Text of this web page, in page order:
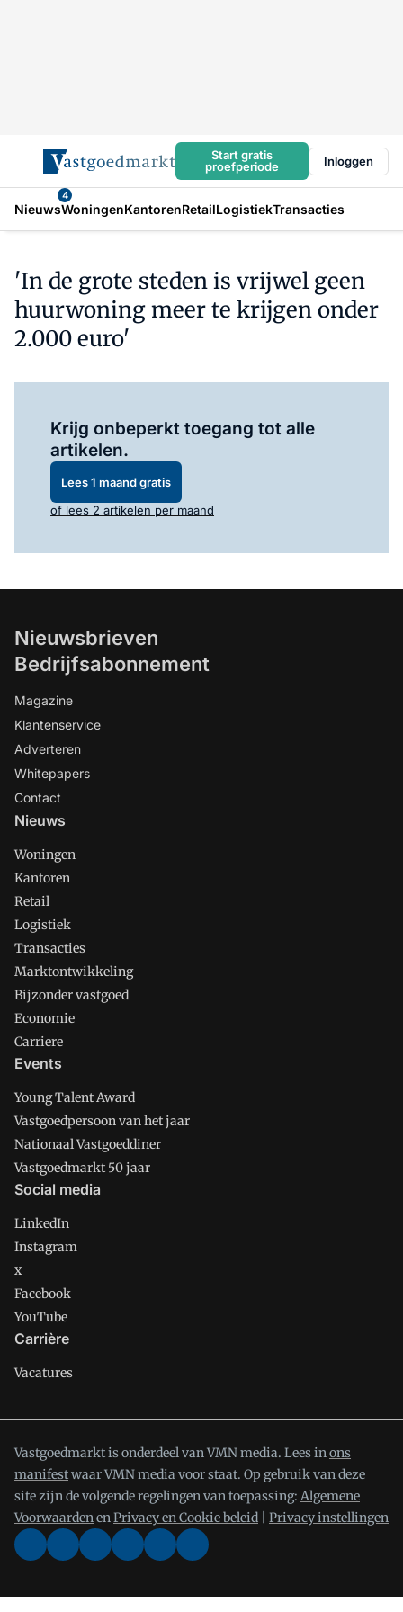
Start gratis
proefperiode
Inloggen
Nieuws
4
WoningenKantorenRetailLogistiekTransacties
'In de grote steden is vrijwel geen
huurwoning meer te krijgen onder
2.000 euro'
Krijg onbeperkt toegang tot alle
artikelen.
Lees 1 maand gratis
of lees 2 artikelen per maand
Nieuwsbrieven
Bedrijfsabonnement
Magazine
Klantenservice
Adverteren
Whitepapers
Contact
Nieuws
Woningen
Kantoren
Retail
Logistiek
Transacties
Marktontwikkeling
Bijzonder vastgoed
Economie
Carriere
Events
Young Talent Award
Vastgoedpersoon van het jaar
Nationaal Vastgoeddiner
Vastgoedmarkt 50 jaar
Social media
LinkedIn
Instagram
x
Facebook
YouTube
Carrière
Vacatures
Vastgoedmarkt is onderdeel van VMN media. Lees inons
manifestwaar VMN media voor staat. Op gebruik van deze
site zijn de volgende regelingen van toepassing: Algemene
VoorwaardenenPrivacy en Cookie beleid Privacy instellingen